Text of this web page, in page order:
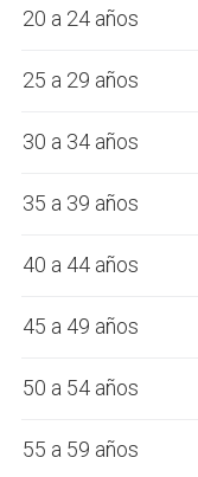
20 a 24 años
25 a 29 años
30 a 34 años
35 a 39 años
40 a 44 años
45 a 49 años
50 a 54 años
55 a 59 años